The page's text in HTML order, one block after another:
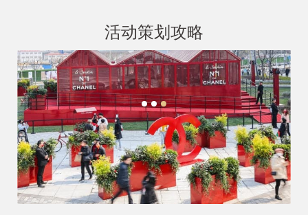
活动策划攻略
1 2 3